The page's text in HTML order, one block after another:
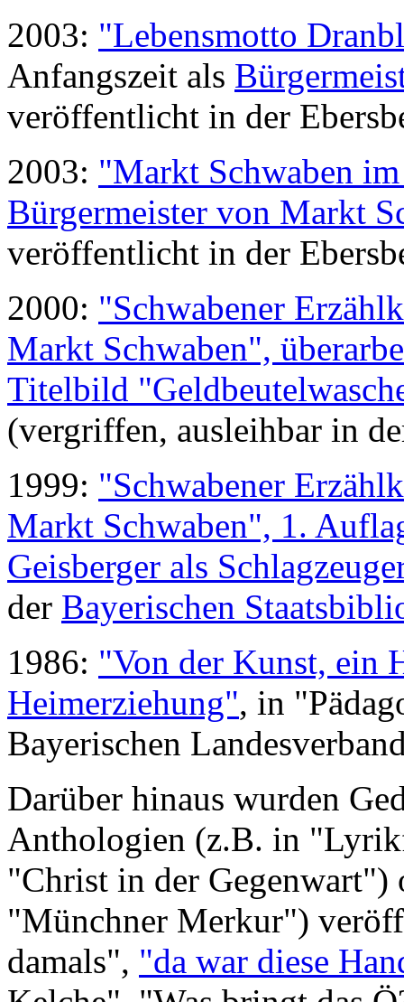
2003: "Lebensmotto
Anfangszeit als
veröffentlicht in der
2003: "Markt Schwaben
Bürgermeister von Markt
veröffentlicht in der
2000: "Schwabener
Markt Schwaben",
Titelbild
(vergriffen, ausleihbar in
1999: "Schwabener
Markt Schwaben", 1.
Geisberger als
der Bayerischen
1986: "Von der Kunst, ein
Heimerziehung", in
Bayerischen
Darüber hinaus wurden
Anthologien (z.B. in
"Christ in der
"Münchner Merkur")
damals", "da war diese